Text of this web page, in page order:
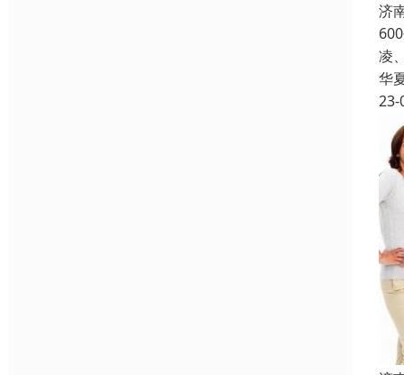
济
凌
华
23-